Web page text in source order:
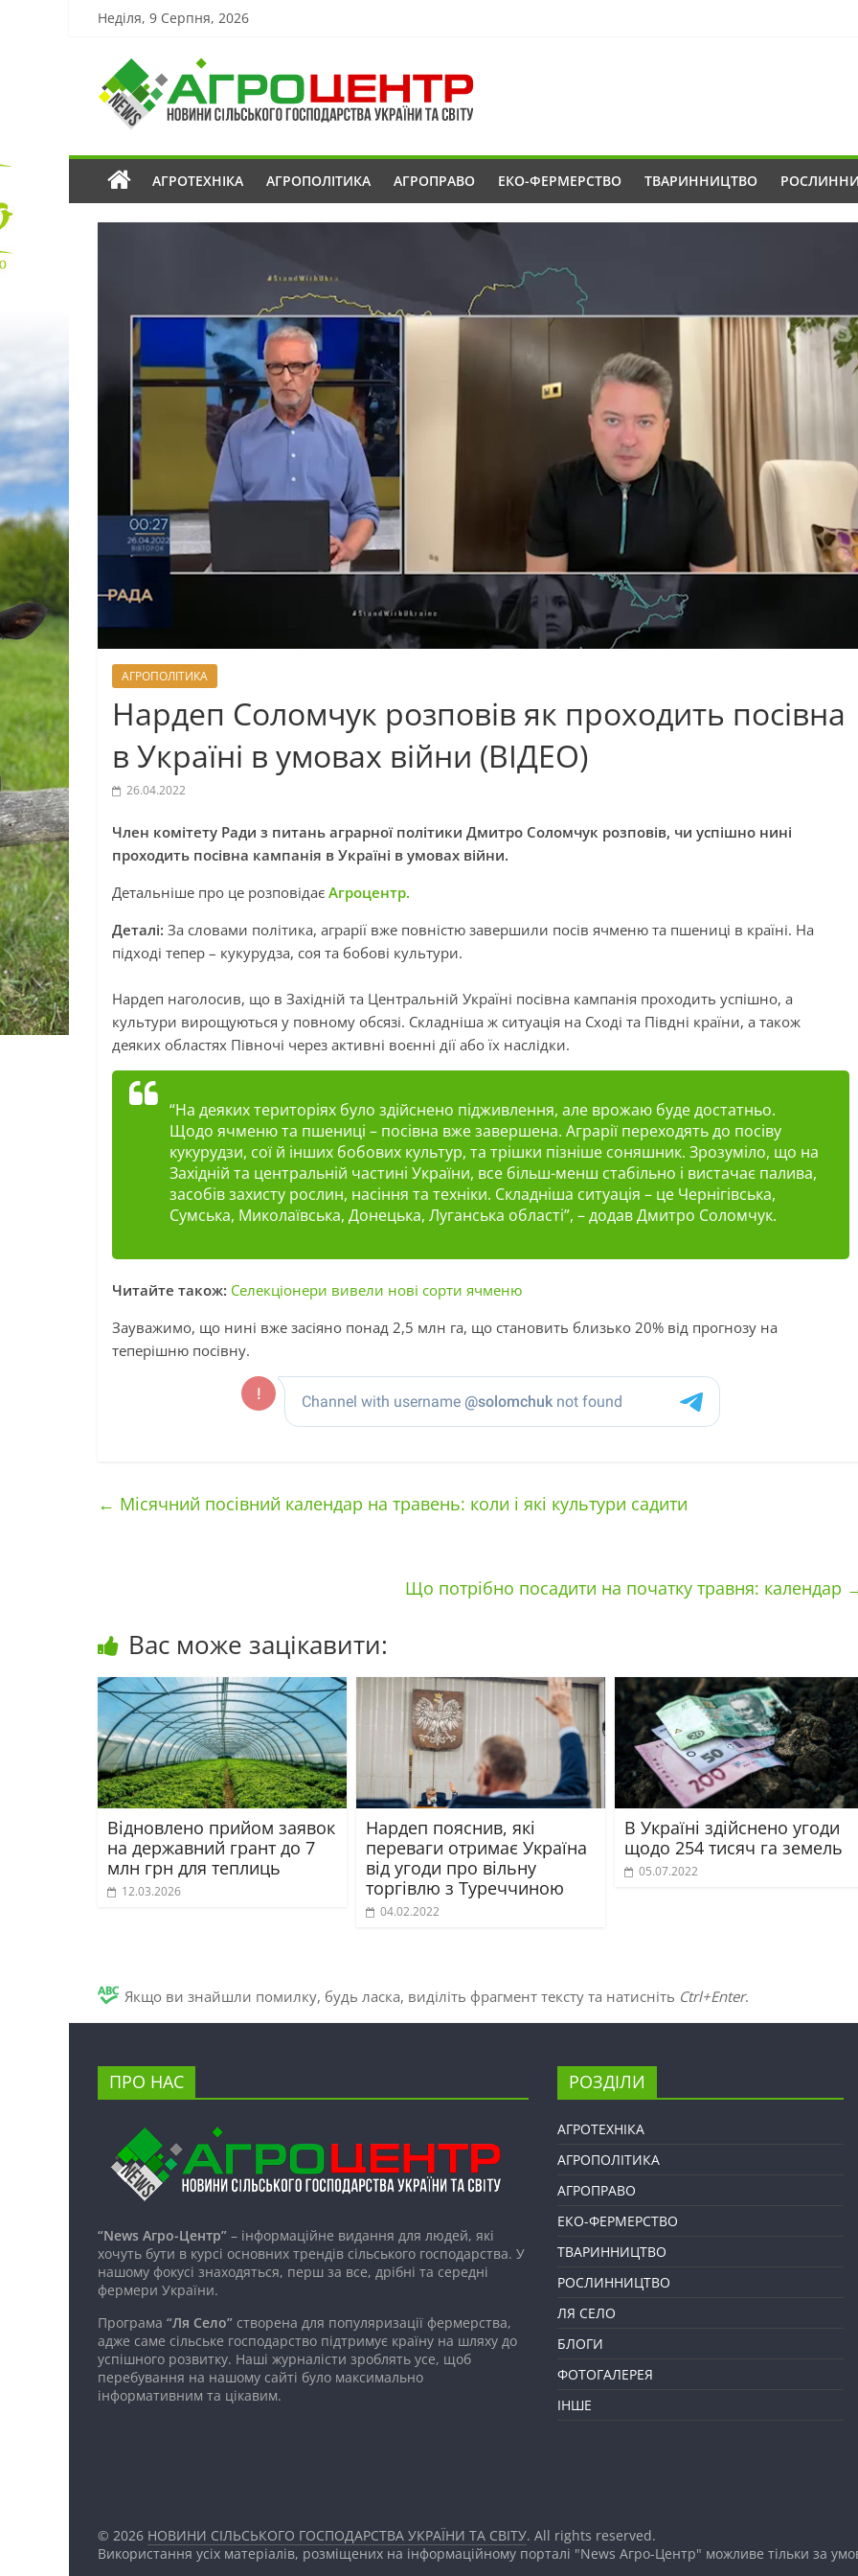
Неділя, 9 Серпня, 2026
АГРОТЕХНІКА АГРОПОЛІТИКА АГРОПРАВО ЕКО-ФЕРМЕРСТВО ТВАРИННИЦТВО
АГРОПОЛІТИКА
Нардеп Соломчук розповів як проходить посівна
в Україні в умовах війни (ВІДЕО)
26.04.2022
Член комітету Ради з питань аграрної політики Дмитро Соломчук розповів, чи успішно нині
проходить посівна кампанія в Україні в умовах війни.
Детальніше про це розповідає Агроцентр.
Деталі: За словами політика, аграрії вже повністю завершили посів ячменю та пшениці в країні. На
підході тепер – кукурудза, соя та бобові культури.
Нардеп наголосив, що в Західній та Центральній Україні посівна кампанія проходить успішно, а
культури вирощуються у повному обсязі. Складніша ж ситуація на Сході та Півдні країни, а також
деяких областях Півночі через активні воєнні дії або їх наслідки.
“На деяких територіях було здійснено підживлення, але врожаю буде достатньо.
Щодо ячменю та пшениці – посівна вже завершена. Аграрії переходять до посіву
кукурудзи, сої й інших бобових культур, та трішки пізніше соняшник. Зрозуміло, що на
Західній та центральній частині України, все більш-менш стабільно і вистачає палива,
засобів захисту рослин, насіння та техніки. Складніша ситуація – це Чернігівська,
Сумська, Миколаївська, Донецька, Луганська області”, – додав Дмитро Соломчук.
Читайте також: Селекціонери вивели нові сорти ячменю
Зауважимо, що нині вже засіяно понад 2,5 млн га, що становить близько 20% від прогнозу на
теперішню посівну.
← Місячний посівний календар на травень: коли і які культури садити
Що потрібно посадити на початку травня: календар
Вас може зацікавити:
Відновлено прийом заявок
на державний грант до 7
млн грн для теплиць
12.03.2026
Нардеп пояснив, які
переваги отримає Україна
від угоди про вільну
торгівлю з Туреччиною
04.02.2022
В Україні здійснено угоди
щодо 254 тисяч га земель
05.07.2022
Якщо ви знайшли помилку, будь ласка, виділіть фрагмент тексту та натисніть Ctrl+Enter.
ПРО НАС
“News Агро-Центр” – інформаційне видання для людей, які
хочуть бути в курсі основних трендів сільського господарства. У
нашому фокусі знаходяться, перш за все, дрібні та середні
фермери України.
Програма “Ля Село” створена для популяризації фермерства,
адже саме сільське господарство підтримує країну на шляху до
успішного розвитку. Наші журналісти зроблять усе, щоб
перебування на нашому сайті було максимально
інформативним та цікавим.
РОЗДІЛИ
АГРОТЕХНІКА
АГРОПОЛІТИКА
АГРОПРАВО
ЕКО-ФЕРМЕРСТВО
ТВАРИННИЦТВО
РОСЛИННИЦТВО
ЛЯ СЕЛО
БЛОГИ
ФОТОГАЛЕРЕЯ
ІНШЕ
© 2026 НОВИНИ СІЛЬСЬКОГО ГОСПОДАРСТВА УКРАЇНИ ТА СВІТУ. All rights reserved.
Використання усіх матеріалів, розміщених на інформаційному порталі "News Агро-Центр" можливе тільки за